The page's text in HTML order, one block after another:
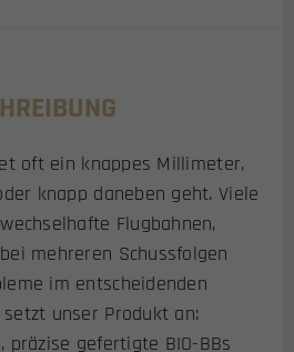
oft ein knappes Millimeter,
knapp daneben geht. Viele
Flugbahnen,
mehreren Schussfolgen
im entscheidenden
unser Produkt an:
gefertigte BIO-BBs